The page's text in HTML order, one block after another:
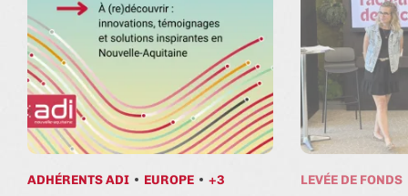
ADHÉRENTS ADI EUROPE +3 LEVÉE DE FONDS